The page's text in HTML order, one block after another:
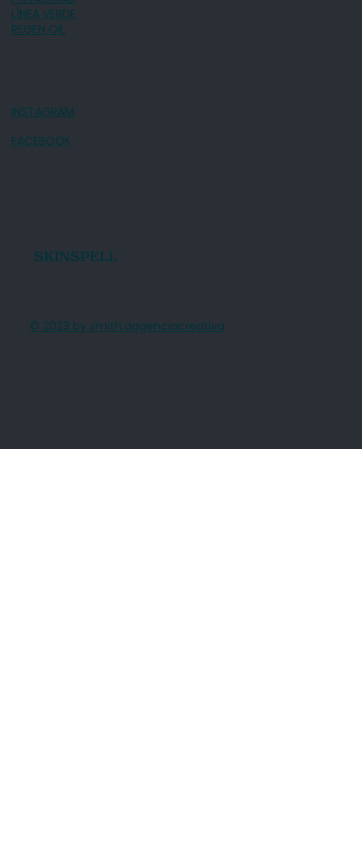
LÍNEA VERDE
REGEN OIL
INSTAGRAM
FACEBOOK
© 2023 by smith.aagenciacreativa
SKINSPELL